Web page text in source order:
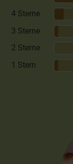
4 Sterne
3 Sterne
2 Sterne
1 Stern